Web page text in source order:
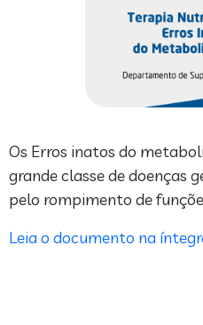
Os Erros inatos do
grande classe de doenças
pelo rompimento de
Leia o documento na